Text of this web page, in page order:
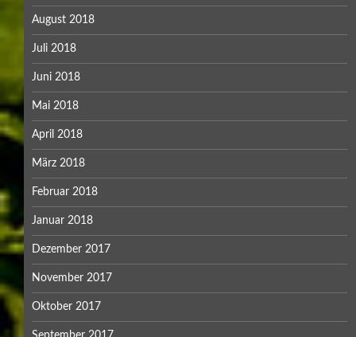
August 2018
Juli 2018
Juni 2018
Mai 2018
April 2018
März 2018
Februar 2018
Januar 2018
Dezember 2017
November 2017
Oktober 2017